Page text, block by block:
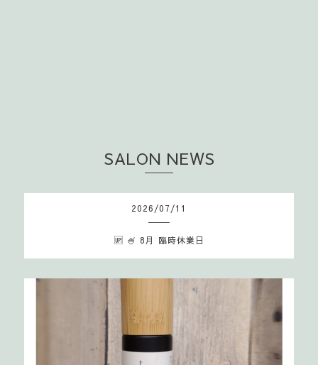
SALON NEWS
2026/07/11
🆙 🍧 8月 臨時休業日